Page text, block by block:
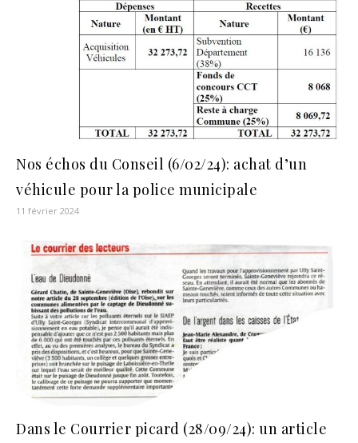
Nos échos du Conseil (6/02/24): achat d’un
véhicule pour la police municipale
11 février 2024
Dans le Courrier picard (28/09/24): un article